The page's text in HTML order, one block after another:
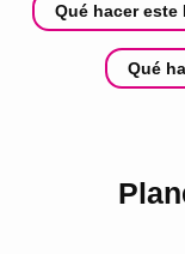
Qué hacer
Qué